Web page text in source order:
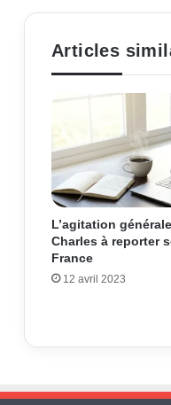
Articles
L’agitation
Charles à reporter
France
12 avril 2023